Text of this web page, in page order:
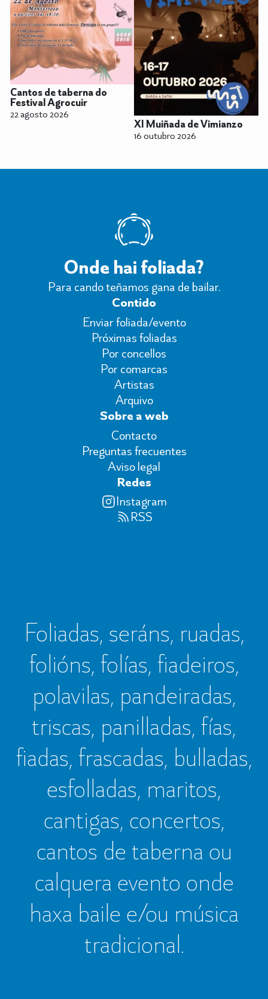
Cantos de taberna do
Festival Agrocuir
22 agosto 2026
XI Muiñada de Vimianzo
16 outubro 2026
Onde hai foliada?
Para cando teñamos gana de bailar.
Contido
Enviar foliada/evento
Próximas foliadas
Por concellos
Por comarcas
Artistas
Arquivo
Sobre a web
Contacto
Preguntas frecuentes
Aviso legal
Redes
Instagram
RSS
Foliadas, seráns, ruadas,
folións, folías, fiadeiros,
polavilas, pandeiradas,
triscas, panilladas, fías,
fiadas, frascadas, bulladas,
esfolladas, maritos,
cantigas, concertos,
cantos de taberna ou
calquera evento onde
haxa baile e/ou música
tradicional.